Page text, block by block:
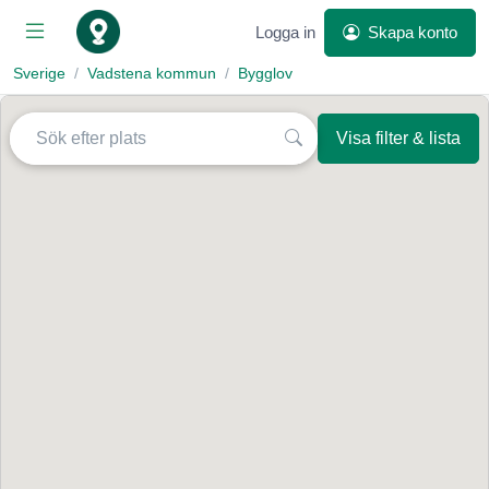
Logga in Skapa konto
Sverige Vadstena kommun Bygglov
Visa filter & lista